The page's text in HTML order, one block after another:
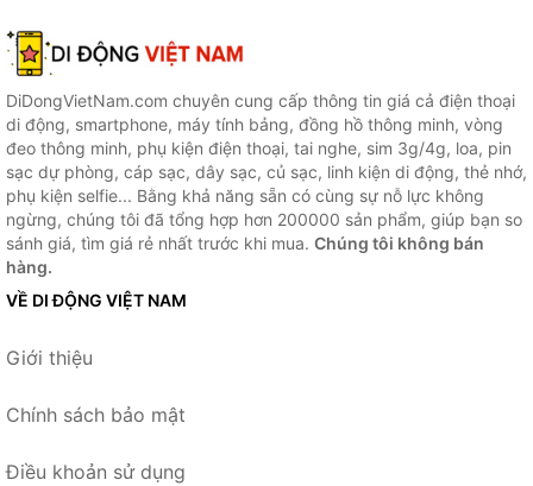
DiDongVietNam.com chuyên cung cấp thông tin giá cả điện thoại
di động, smartphone, máy tính bảng, đồng hồ thông minh, vòng
đeo thông minh, phụ kiện điện thoại, tai nghe, sim 3g/4g, loa, pin
sạc dự phòng, cáp sạc, dây sạc, củ sạc, linh kiện di động, thẻ nhớ,
phụ kiện selfie... Bằng khả năng sẵn có cùng sự nỗ lực không
ngừng, chúng tôi đã tổng hợp hơn 200000 sản phẩm, giúp bạn so
sánh giá, tìm giá rẻ nhất trước khi mua. Chúng tôi không bán
hàng.
VỀ DI ĐỘNG VIỆT NAM
Giới thiệu
Chính sách bảo mật
Điều khoản sử dụng